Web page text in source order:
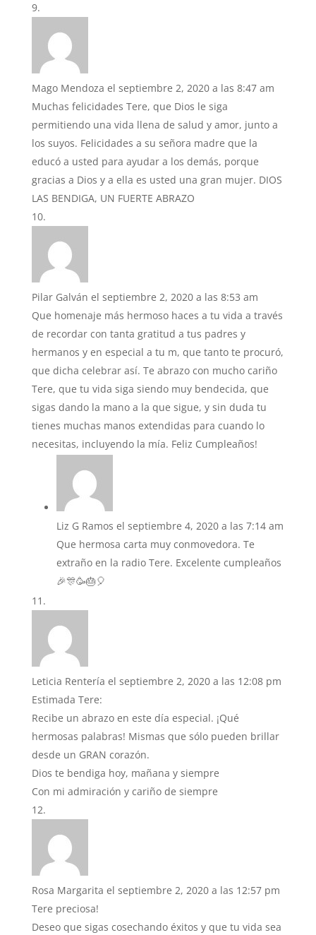
Mago Mendoza el septiembre 2, 2020 a las 8:47 am
Muchas felicidades Tere, que Dios le siga
permitiendo una vida llena de salud y amor, junto a
los suyos. Felicidades a su señora madre que la
educó a usted para ayudar a los demás, porque
gracias a Dios y a ella es usted una gran mujer. DIOS
LAS BENDIGA, UN FUERTE ABRAZO
Pilar Galván el septiembre 2, 2020 a las 8:53 am
Que homenaje más hermoso haces a tu vida a través
de recordar con tanta gratitud a tus padres y
hermanos y en especial a tu m, que tanto te procuró,
que dicha celebrar así. Te abrazo con mucho cariño
Tere, que tu vida siga siendo muy bendecida, que
sigas dando la mano a la que sigue, y sin duda tu
tienes muchas manos extendidas para cuando lo
necesitas, incluyendo la mía. Feliz Cumpleaños!
Liz G Ramos el septiembre 4, 2020 a las 7:14 am
Que hermosa carta muy conmovedora. Te
extraño en la radio Tere. Excelente cumpleaños
🎉🎊🥳🎂🎈
Leticia Rentería el septiembre 2, 2020 a las 12:08 pm
Estimada Tere:
Recibe un abrazo en este día especial. ¡Qué
hermosas palabras! Mismas que sólo pueden brillar
desde un GRAN corazón.
Dios te bendiga hoy, mañana y siempre
Con mi admiración y cariño de siempre
Rosa Margarita el septiembre 2, 2020 a las 12:57 pm
Tere preciosa!
Deseo que sigas cosechando éxitos y que tu vida sea